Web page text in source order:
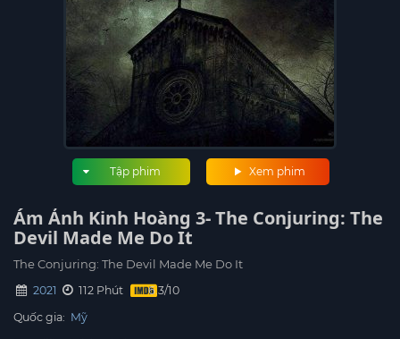
Xem phim
Tập phim
Ám Ảnh Kinh Hoàng 3- The Conjuring: The
Devil Made Me Do It
The Conjuring: The Devil Made Me Do It
2021
112 Phút
Quốc gia: Mỹ